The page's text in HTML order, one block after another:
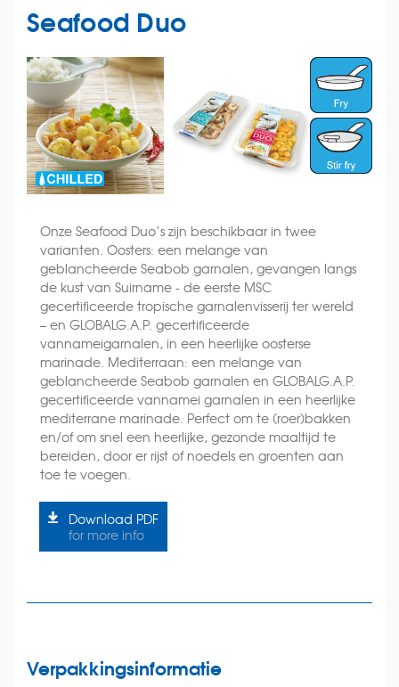
Seafood Duo
Onze Seafood Duo’s zijn beschikbaar in twee
varianten. Oosters: een melange van
geblancheerde Seabob garnalen, gevangen langs
de kust van Suirname - de eerste MSC
gecertificeerde tropische garnalenvisserij ter wereld
– en GLOBALG.A.P. gecertificeerde
vannameigarnalen, in een heerlijke oosterse
marinade. Mediterraan: een melange van
geblancheerde Seabob garnalen en GLOBALG.A.P.
gecertificeerde vannamei garnalen in een heerlijke
mediterrane marinade. Perfect om te (roer)bakken
en/of om snel een heerlijke, gezonde maaltijd te
bereiden, door er rijst of noedels en groenten aan
toe te voegen.
Download PDF
for more info
Verpakkingsinformatie